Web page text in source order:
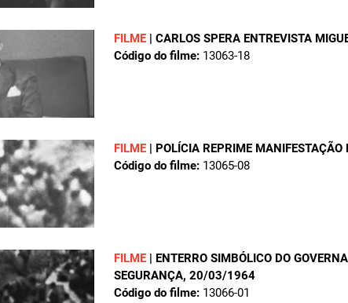
FILME | CARLOS SPERA ENTREVISTA
Código do filme: 13063-18
FILME | POLÍCIA REPRIME MANIFESTAÇÃO
Código do filme: 13065-08
FILME | ENTERRO SIMBÓLICO DO
SEGURANÇA, 20/03/1964
Código do filme: 13066-01